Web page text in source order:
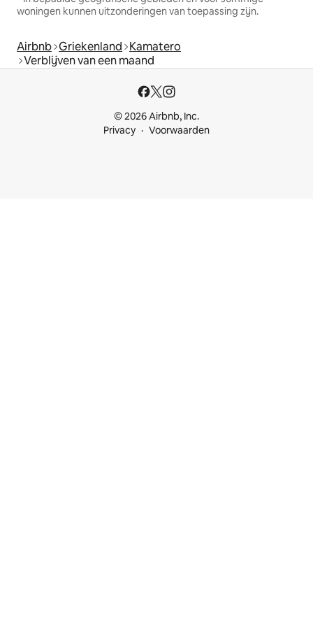
woningen kunnen uitzonderingen van toepassing zijn.
Airbnb Griekenland Kamatero
Verblijven van een maand
© 2026 Airbnb, Inc.
Privacy
Voorwaarden